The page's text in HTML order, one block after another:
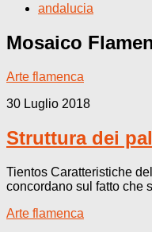
andalucia
Mosaico
Arte flamenca
30 Luglio 2018
Struttura dei
Tientos Caratteristiche
concordano sul fatto che
Arte flamenca